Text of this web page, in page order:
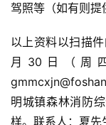
驾照等（如有则提
以上资料以扫描
月30日（周
明城镇森林消防
样。联系人：夏先